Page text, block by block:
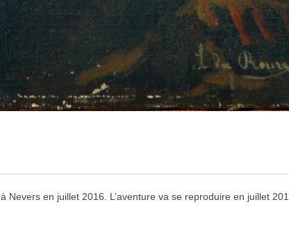
à Nevers en juillet 2016. L’aventure va se reproduire en juillet